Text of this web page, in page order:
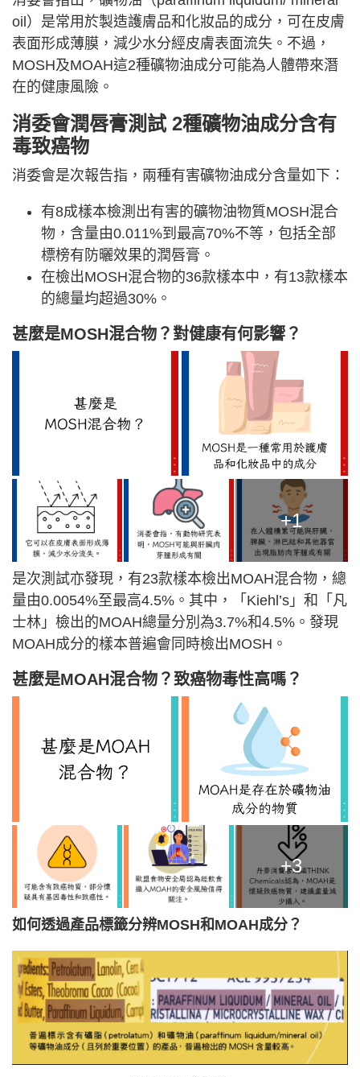
oil）是常用於製造護膚品和化妝品的成分，可在皮膚
表面形成薄膜，減少水分經皮膚表面流失。不過，
MOSH及MOAH這2種礦物油成分可能為人體帶來潛
在的健康風險。
消委會潤唇膏測試 2種礦物油成分含有
毒致癌物
消委會是次報告指，兩種有害礦物油成分含量如下：
有8成樣本檢測出有害的礦物油物質MOSH混合
物，含量由0.011%到最高70%不等，包括全部
標榜有防曬效果的潤唇膏。
在檢出MOSH混合物的36款樣本中，有13款樣本
的總量均超過30%。
甚麼是MOSH混合物？對健康有何影響？
+1
是次測試亦發現，有23款樣本檢出MOAH混合物，總
量由0.0054%至最高4.5%。其中，「Kiehl’s」和「凡
士林」檢出的MOAH總量分別為3.7%和4.5%。發現
MOAH成分的樣本普遍會同時檢出MOSH。
甚麼是MOAH混合物？致癌物毒性高嗎？
+3
如何透過產品標籤分辨MOSH和MOAH成分？